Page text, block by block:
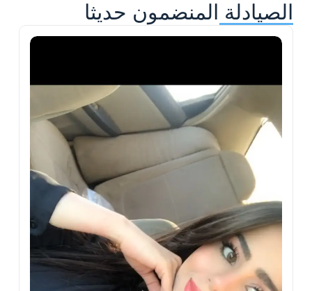
الصيادلة المنضمون حديثا